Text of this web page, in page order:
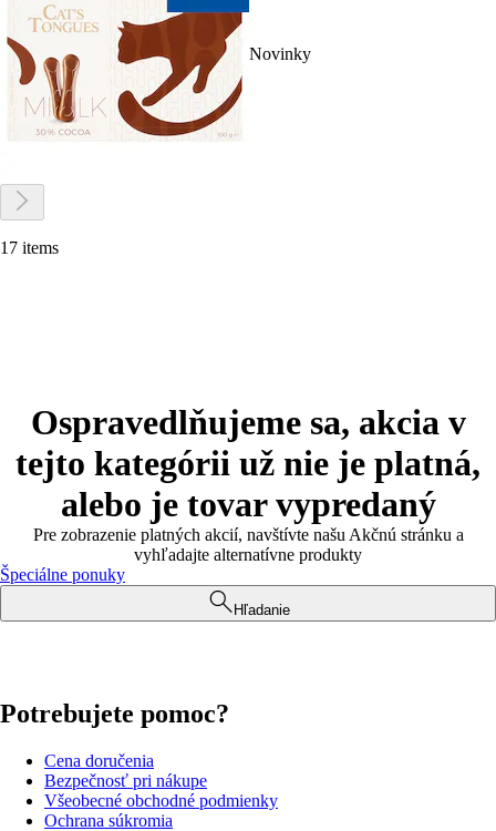
Novinky
17 items
Ospravedlňujeme sa, akcia v
tejto kategórii už nie je platná,
alebo je tovar vypredaný
Pre zobrazenie platných akcií, navštívte našu Akčnú stránku a
vyhľadajte alternatívne produkty
Špeciálne ponuky
Hľadanie
Potrebujete pomoc?
Cena doručenia
Bezpečnosť pri nákupe
Všeobecné obchodné podmienky
Ochrana súkromia